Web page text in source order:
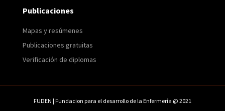
Publicaciones
Mapas y resúmenes
Publicaciones gratuitas
Verificación de diplomas
FUDEN | Fundacion para el desarrollo de la Enfermería @ 2021